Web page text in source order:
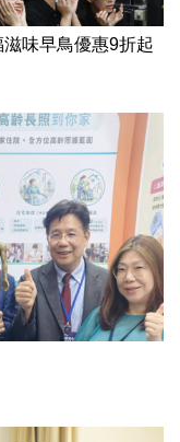
味早鳥優惠9折起